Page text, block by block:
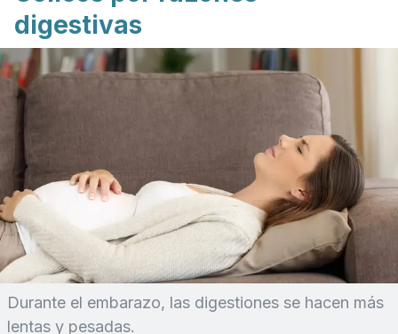
digestivas
Durante el embarazo, las digestiones se hacen más
lentas y pesadas.